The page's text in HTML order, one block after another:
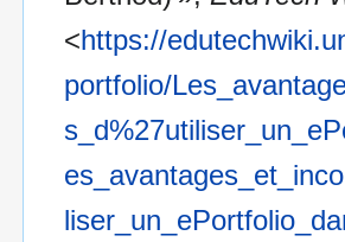
<https://
portfolio/